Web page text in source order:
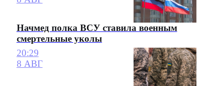
Начмед полка ВСУ ставила военным
смертельные уколы
20:29
8 АВГ